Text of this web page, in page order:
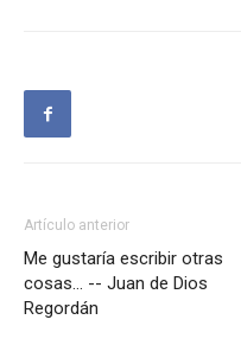
Artículo anterior
Me gustaría escribir otras
cosas… -- Juan de Dios
Regordán